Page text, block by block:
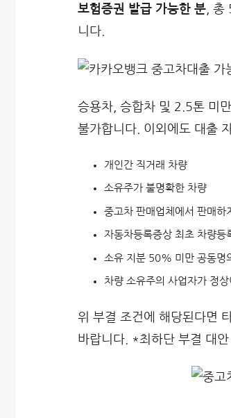
보험증권 발급 가능한 분 ,
니다.
승용차, 승합차 및 2.5톤 미
불가합니다. 이외에도 대출
개인간 직거래 차량
소유주가 불명확한 차량
중고차 판매업체에서 판매하
자동차등록증상 최초 차량
소유 지분 50% 미만 공동명
차량 소유주의 사업자가 정
위 부결 조건에 해당된다면
바랍니다. *최하단 부결 대안